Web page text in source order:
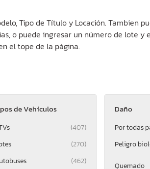
Tipo de Título y Locación. Tambien
o puede ingresar un número de lote y
el tope de la página.
de Vehículos
(407)
(270)
(462)
Daño
Por todas
Peligro
Quemado